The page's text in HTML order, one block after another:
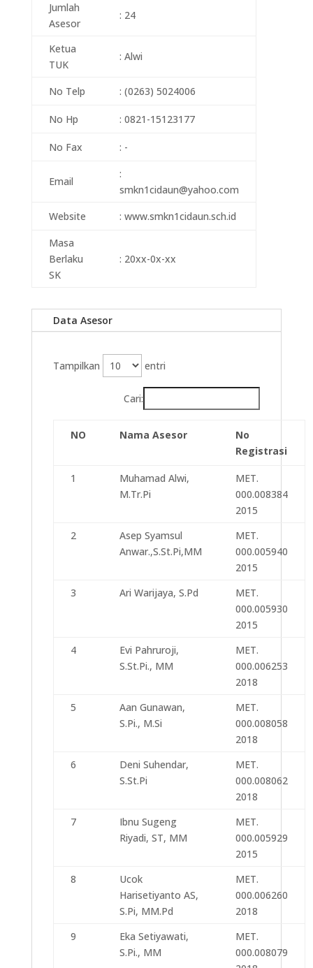
Jumlah
Asesor
: 24
Ketua
TUK
: Alwi
No Telp : (0263) 5024006
No Hp : 0821-15123177
No Fax : -
Email
:
smkn1cidaun@yahoo.com
Website
: www.smkn1cidaun.sch.id
Masa
Berlaku
SK
: 20xx-0x-xx
Data Asesor
Tampilkan entri
Cari:
NO Nama Asesor
No
Registrasi
1
Muhamad Alwi,
M.Tr.Pi
MET.
000.008384
2015
2
Asep Syamsul
Anwar.,S.St.Pi,MM
MET.
000.005940
2015
3
Ari Warijaya, S.Pd
MET.
000.005930
2015
4
Evi Pahruroji,
S.St.Pi., MM
MET.
000.006253
2018
5
Aan Gunawan,
S.Pi., M.Si
MET.
000.008058
2018
6
Deni Suhendar,
S.St.Pi
MET.
000.008062
2018
7
Ibnu Sugeng
Riyadi, ST, MM
MET.
000.005929
2015
8
Ucok
Harisetiyanto AS,
S.Pi, MM.Pd
MET.
000.006260
2018
9
Eka Setiyawati,
S.Pi., MM
MET.
000.008079